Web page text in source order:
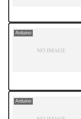
Arduino
Arduino